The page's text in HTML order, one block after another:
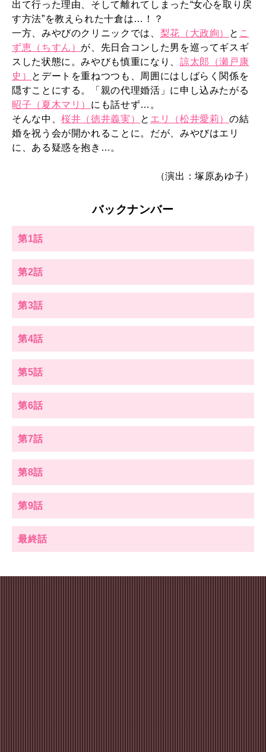
出て行った理由、そして離れてしまった“女心を取り戻
す方法”を教えられた十倉は…！？
一方、みやびのクリニックでは、 梨花（大政絢） と こ
ず恵（ちすん） が、先日合コンした男を巡ってギスギ
スした状態に。みやびも慎重になり、 諒太郎（瀬戸康
史）
とデートを重ねつつも、周囲にはしばらく関係を
隠すことにする。「親の代理婚活」に申し込みたがる
昭子（夏木マリ） にも話せず…。
そんな中、桜井（徳井義実） と エリ（松井愛莉）の結
婚を祝う会が開かれることに。だが、みやびはエリ
に、ある疑惑を抱き…。
（演出：塚原あゆ子）
バックナンバー
第1話
第2話
第3話
第4話
第5話
第6話
第7話
第8話
第9話
最終話